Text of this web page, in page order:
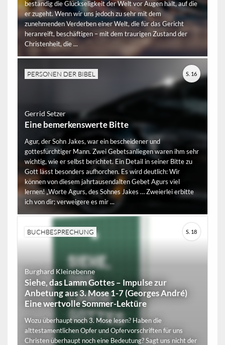
beständig die Glückseligkeit der Welt vor Augen hält, auf die
er zugeht. Wenn wir uns jedoch zu sehr mit dem
zunehmenden Verderben einer Welt, die für das Gericht
heranreift, beschäftigen – mit dem traurigen Zustand der
Christenheit, die ...
PERSONEN DER BIBEL
Gerrid Setzer
Eine bemerkenswerte Bitte
Agur, der Sohn Jakes, war ein bescheidener und
gottesfürchtiger Mann. Zwei Gebetsanliegen waren ihm sehr
wichtig, wie er selbst berichtet. Ein Detail in seiner Bitte zu
Gott lässt besonders aufhorchen. Es wird deutlich: Wir
können von diesem jahrtausendalten Gebet Agurs viel
lernen! „Worte Agurs, des Sohnes Jakes … Zweierlei erbitte
ich von dir; verweigere es mir ...
S. 16
BUCHBESPRECHUNG
Burghard Kleinebenne
Siehe, das Lamm Gottes – Impulse zur
Anbetung aus 3. Mose 1-7 (Georges André)
Eine wertvolle Sommer-Lektüre
Wozu überhaupt noch 3. Mose lesen? Haben die
alttestamentlichen Opfer und Opfervorschriften für uns
Christen überhaupt noch eine Bedeutung? Sagt uns nicht der
S. 18